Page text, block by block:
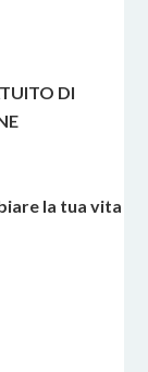
DI
la tua vita